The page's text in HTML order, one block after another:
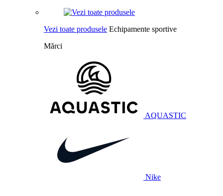
Vezi toate produsele Echipamente sportive
Mărci
AQUASTIC
Nike